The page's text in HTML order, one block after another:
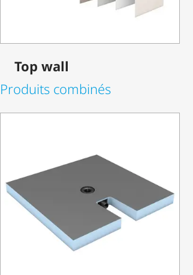
Top wall
Produits combinés